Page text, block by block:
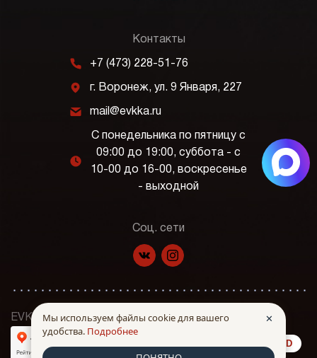
Контакты
m +7 (473) 228-51-76
j г. Воронеж, ул. 9 Января, 227
k mail@evkka.ru
l
С понедельника по пятницу с
09:00 до 19:00, суббота - с
10-00 до 16-00, воскресенье
- выходной
Соц. сети
f p
EVKKA © Все права защищены. 2026 г.
made in INTRID
Мы используем файлы cookie для вашего
удобства. Подробнее
✕